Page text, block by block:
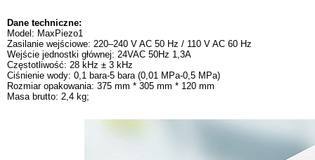
Dane techniczne:
Model: MaxPiezo1
Zasilanie wejściowe: 220–240 V AC 50 Hz / 110 V AC 60 Hz
Wejście jednostki głównej: 24VAC 50Hz 1,3A
Częstotliwość: 28 kHz ± 3 kHz
Ciśnienie wody: 0,1 bara-5 bara (0,01 MPa-0,5 MPa)
Rozmiar opakowania: 375 mm * 305 mm * 120 mm
Masa brutto: 2,4 kg;